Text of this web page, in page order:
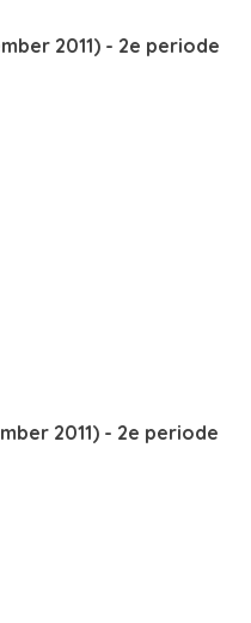
2011) - 2e periode
2011) - 2e periode